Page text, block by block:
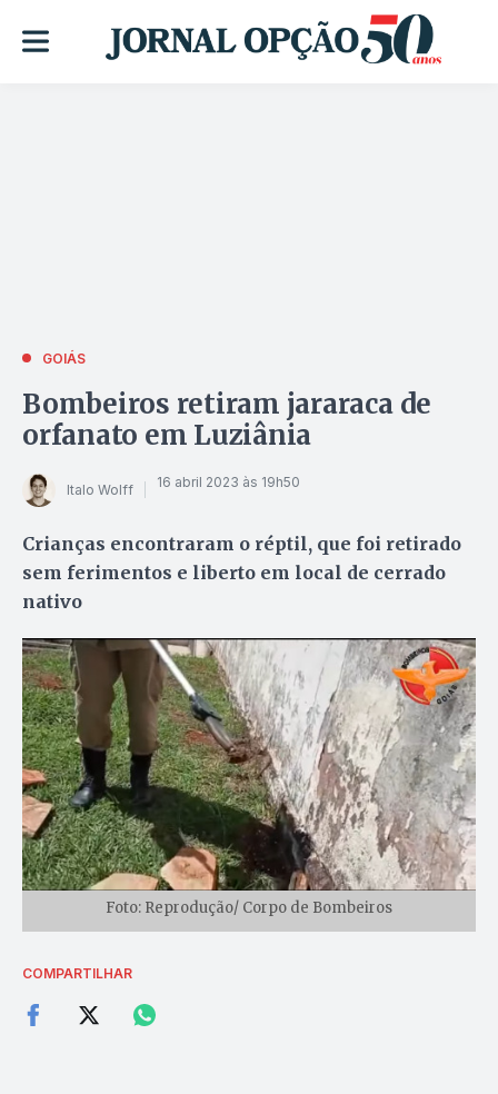
GOIÁS
Bombeiros retiram jararaca de
orfanato em Luziânia
Italo Wolff 16 abril 2023 às 19h50
Crianças encontraram o réptil, que foi retirado
sem ferimentos e liberto em local de cerrado
nativo
Foto: Reprodução/ Corpo de Bombeiros
COMPARTILHAR